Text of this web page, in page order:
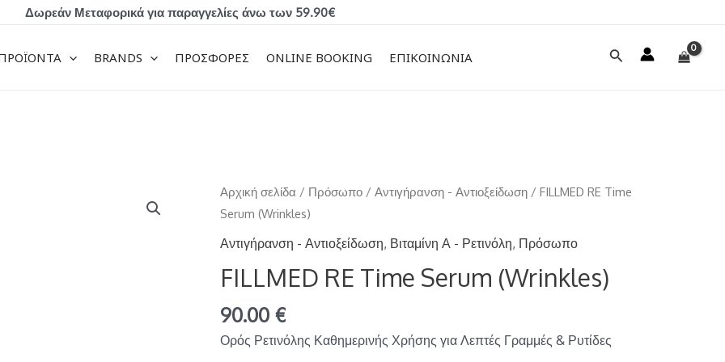
Δωρεάν Μεταφορικά για παραγγελίες άνω των 59.90€
BRANDS ΠΡΟΣΦΟΡΕΣ ONLINE BOOKING ΕΠΙΚΟΙΝΩΝΙΑ Αναζήτηση
Αρχική σελίδα / Πρόσωπο /Αντιγήρανση - Αντιοξείδωση / FILLMED RE Time
Serum (Wrinkles)
Αντιγήρανση - Αντιοξείδωση, Βιταμίνη Α - Ρετινόλη, Πρόσωπο
FILLMED RE Time Serum (Wrinkles)
90.00 €
Ορός Ρετινόλης Καθημερινής Χρήσης για Λεπτές Γραμμές & Ρυτίδες
FILLMED
RE
Time
(Wrinkles)